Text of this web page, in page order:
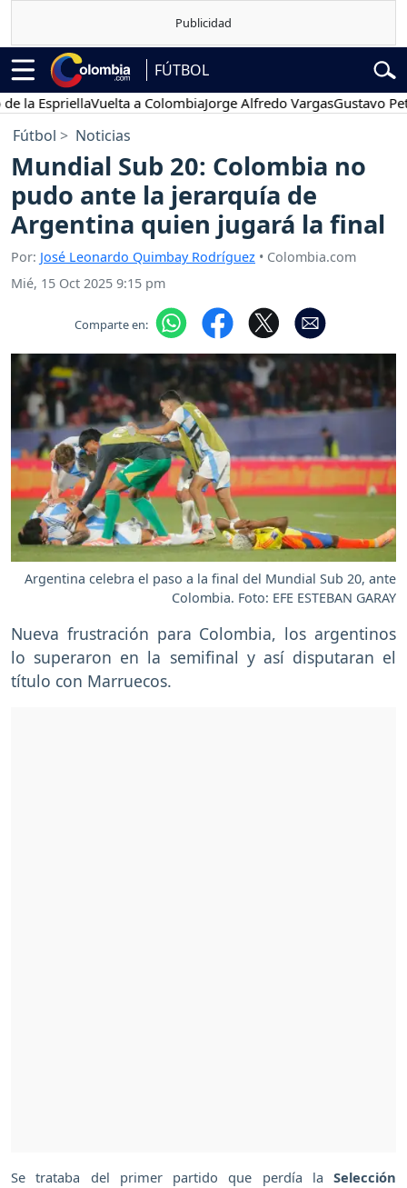
FÚTBOL
Vuelta a ColombiaJorge Alfredo VargasGustavo Petro
Fútbol Noticias
Mundial Sub 20: Colombia no
pudo ante la jerarquía de
Argentina quien jugará la final
Por: José Leonardo Quimbay Rodríguez • Colombia.com
Mié, 15 Oct 2025 9:15 pm
Comparte en:
Argentina celebra el paso a la final del Mundial Sub 20, ante
Colombia. Foto: EFE ESTEBAN GARAY
Nueva frustración para Colombia, los argentinos
lo superaron en la semifinal y así disputaran el
título con Marruecos.
Se trataba del primer partido que perdía la Selección